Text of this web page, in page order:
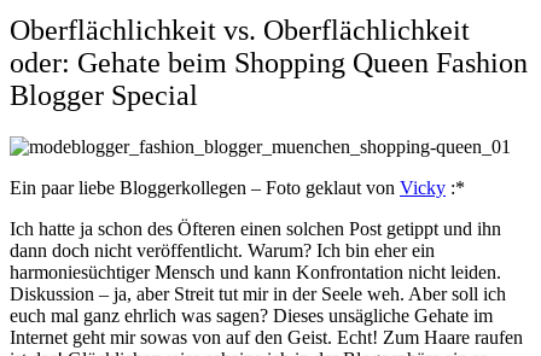
Oberflächlichkeit vs. Oberflächlichkeit
oder: Gehate beim Shopping Queen Fashion
Blogger Special
Ein paar liebe Bloggerkollegen – Foto geklaut von Vicky :*
Ich hatte ja schon des Öfteren einen solchen Post getippt und ihn
dann doch nicht veröffentlicht. Warum? Ich bin eher ein
harmoniesüchtiger Mensch und kann Konfrontation nicht leiden.
Diskussion – ja, aber Streit tut mir in der Seele weh. Aber soll ich
euch mal ganz ehrlich was sagen? Dieses unsägliche Gehate im
Internet geht mir sowas von auf den Geist. Echt! Zum Haare raufen